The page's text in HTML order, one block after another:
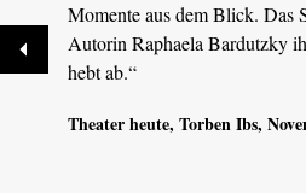
Momente aus dem Blick. Das
Autorin Raphaela Bardutzky
hebt ab.“
Theater heute, Torben Ibs,